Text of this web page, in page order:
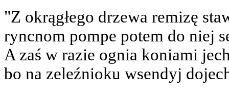
"Z okrągłego drzewa remizę
ryncnom pompe potem do niej
A zaś w razie ognia koniami
bo na zeleźnioku wsendyj